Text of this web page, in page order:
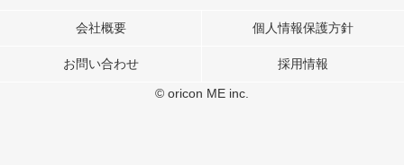
行っています。
メディアや広告配信、データ解析の各パートナーに提供しています。
会社概要 個人情報保護方針
お問い合わせ 採用情報
© oricon ME inc.